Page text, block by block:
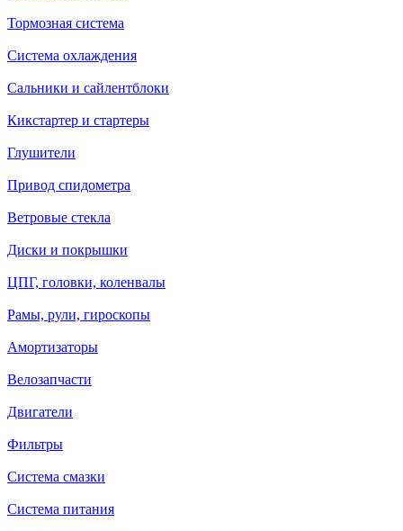
Тормозная система
Система охлаждения
Сальники и сайлентблоки
Кикстартер и стартеры
Глушители
Привод спидометра
Ветровые стекла
Диски и покрышки
ЦПГ, головки, коленвалы
Рамы, рули, гироскопы
Амортизаторы
Велозапчасти
Двигатели
Фильтры
Система смазки
Система питания